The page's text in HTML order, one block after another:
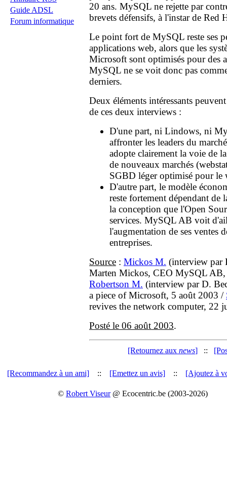
Guide ADSL
Forum informatique
20 ans. MySQL ne rejette par
brevets défensifs, à l'instar de Red
Le point fort de MySQL reste ses
applications web, alors que les
Microsoft sont optimisés pour des
MySQL ne se voit donc pas
derniers.
Deux éléments intéressants
de ces deux interviews :
D'une part, ni Lindows, ni
affronter les leaders du
adopte clairement la voie de
de nouveaux marchés
SGBD léger optimisé pour le
D'autre part, le modèle
reste fortement dépendant de
la conception que l'Open
services. MySQL AB voit
l'augmentation de ses ventes
entreprises.
Source : Mickos M. (interview par
Marten Mickos, CEO MySQL
Robertson M. (interview par D.
a piece of Microsoft, 5 août 2003 /
revives the network computer, 22
Posté le 06 août 2003.
[Retournez aux news] ::
[Recommandez à un ami] :: [Emettez un avis] :: [Ajoutez à
© Robert Viseur@ Ecocentric.be (2003-2026)